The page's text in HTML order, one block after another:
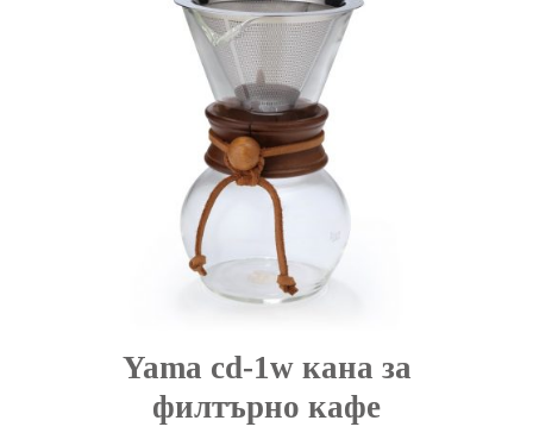
Yama cd-1w кана за
филтърно кафе